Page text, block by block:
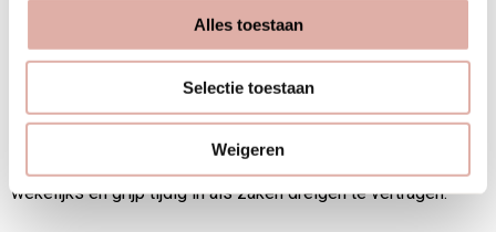
Alles toestaan
Selectie toestaan
Weigeren
Andere veelvoorkomende valkuilen zijn onduidelijke
besluitvorming en wijzigingen tijdens de uitvoering. Zorg dat
alle beslissers betrokken zijn bij de planning en leg
wijzigingen altijd schriftelijk vast. Houd bij het plannen ook
rekening met vakanties en feestdagen. Monitor de voortgang
wekelijks en grijp tijdig in als zaken dreigen te vertragen.